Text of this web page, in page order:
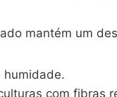
mantém um
humidade.
com fibras